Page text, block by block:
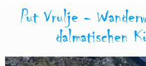
Put Vrulje -
dalmatischen